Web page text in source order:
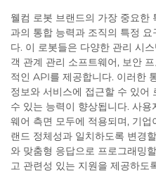
웰컴 로봇 브랜드의 가장 중요한
과의 통합 능력과 조직의 특정
다. 이 로봇들은 다양한 관리 시
객 관계 관리 소프트웨어, 보안
적인 API를 제공합니다. 이러한
정보와 서비스에 접근할 수 있어
수 있는 능력이 향상됩니다. 사
웨어 측면 모두에 적용되며, 기
랜드 정체성과 일치하도록 변경
와 맞춤형 응답으로 프로그래밍
고 관련성 있는 지원을 제공하도